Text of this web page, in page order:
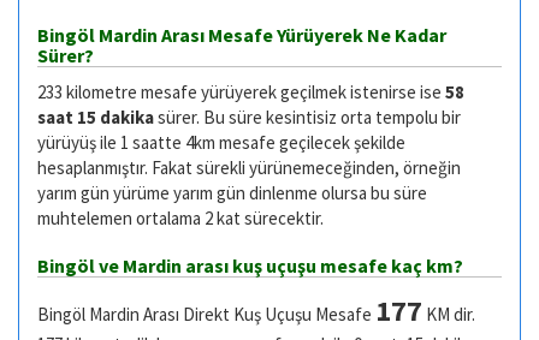
Bingöl Mardin Arası Mesafe Yürüyerek Ne Kadar
Sürer?
233 kilometre mesafe yürüyerek geçilmek istenirse ise 58
saat 15 dakikasürer. Bu süre kesintisiz orta tempolu bir
yürüyüş ile 1 saatte 4km mesafe geçilecek şekilde
hesaplanmıştır. Fakat sürekli yürünemeceğinden, örneğin
yarım gün yürüme yarım gün dinlenme olursa bu süre
muhtelemen ortalama 2 kat sürecektir.
Bingöl ve Mardin arası kuş uçuşu mesafe kaç km?
Bingöl Mardin Arası Direkt Kuş Uçuşu Mesafe 177 KM dir.